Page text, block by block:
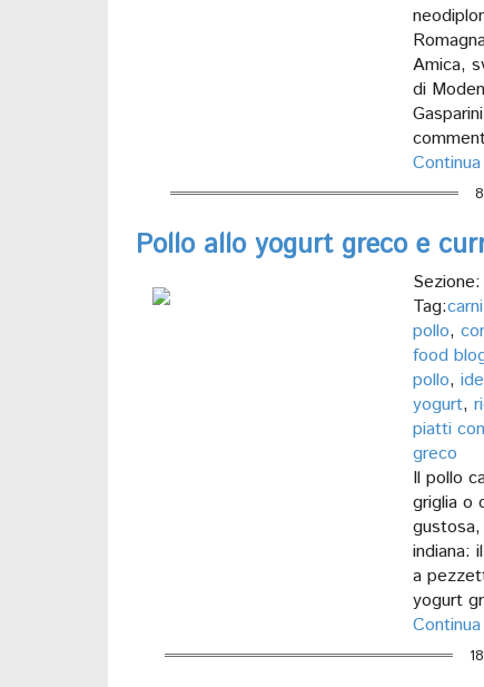
Amica,
di
Pollo allo yogurt greco e
Sezione:
Tag:
pollo,
food
pollo,
yogurt,
piatti
greco
Il pollo
griglia o
indiana:
a
yogurt